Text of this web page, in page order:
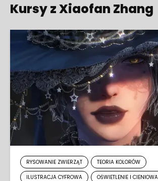
Kursy z Xiaofan Zhang
RYSOWANIE ZWIERZĄT
TEORIA KOLORÓW
ILUSTRACJA CYFROWA
OŚWIETLENIE I